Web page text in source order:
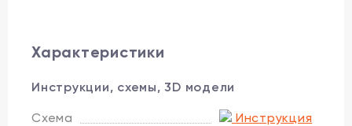
Характеристики
Инструкции, схемы, 3D модели
Схема
Инструкция